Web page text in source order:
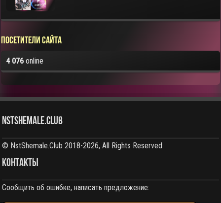
Посетители сайта
4 076 online
NstShemale.Club
© NstShemale.Club 2018-2026, All Rights Reserved
КОНТАКТЫ
Сообщить об ошибке, написать предложение: